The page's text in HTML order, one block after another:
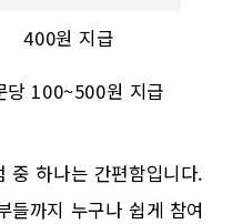
400원 지급
당 100~500원 지급
중 하나는 간편함입니다.
들까지 누구나 쉽게 참여